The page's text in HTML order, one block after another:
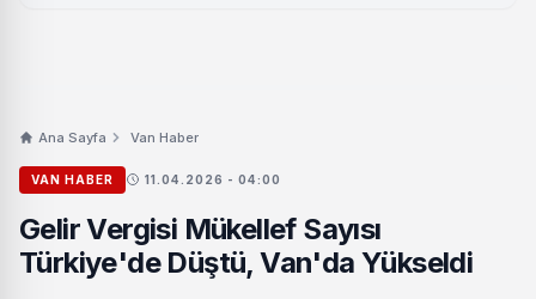
Ana Sayfa Van Haber
VAN HABER 11.04.2026 - 04:00
Gelir Vergisi Mükellef Sayısı
Türkiye'de Düştü, Van'da Yükseldi